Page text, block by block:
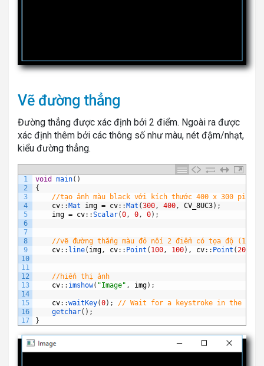
Vẽ đường thẳng
Đường thẳng được xác định bởi 2 điểm. Ngoài ra được
xác định thêm bởi các thông số như màu, nét đậm/nhạt,
kiểu đường thẳng.
1
2
3
4
5
6
7
8
9
10
11
12
13
14
15
16
17
void main( )
{
//tạo ảnh màu black với kích thước 400 x 300 pixels
cv: : Mat img = cv: : Mat (300, 400, CV_8UC3) ;
img = cv: :Scalar(0, 0, 0) ;
//vẽ đường thẳng màu đỏ nối 2 điểm có tọa độ
cv: : line( img, cv: : Point ( 100, 100) , cv: : Point (200
//hiển thị ảnh
cv: : imshow( "Image" , img) ;
cv: :waitKey(0) ;
// Wait for a keystroke in the
getchar( ) ;
}